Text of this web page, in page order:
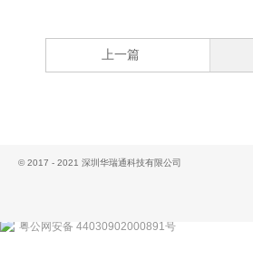
海事渔政案例上一篇
© 2017 - 2021 深圳华瑞通科技有限公司
粤公网安备 44030902000891号